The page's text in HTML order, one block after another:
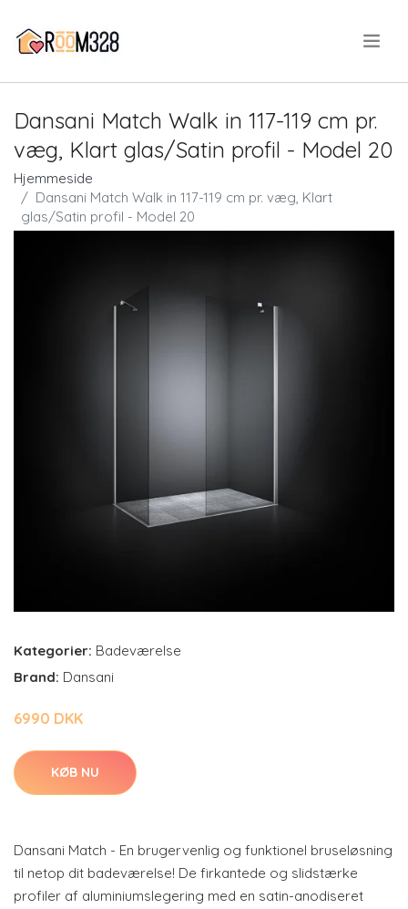
Dansani Match Walk in 117-119 cm pr.
væg, Klart glas/Satin profil - Model 20
Hjemmeside
Dansani Match Walk in 117-119 cm pr. væg, Klart
glas/Satin profil - Model 20
Kategorier: Badeværelse
Brand: Dansani
6990 DKK
KØB NU
Dansani Match - En brugervenlig og funktionel bruseløsning
til netop dit badeværelse! De firkantede og slidstærke
profiler af aluminiumslegering med en satin-anodiseret